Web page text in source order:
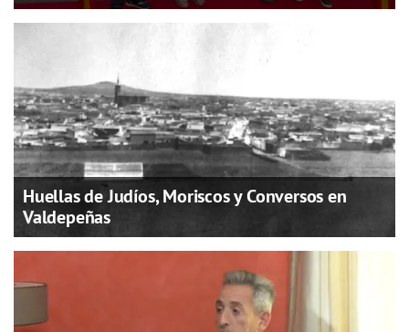
Huellas de Judíos, Moriscos y Conversos en
Valdepeñas